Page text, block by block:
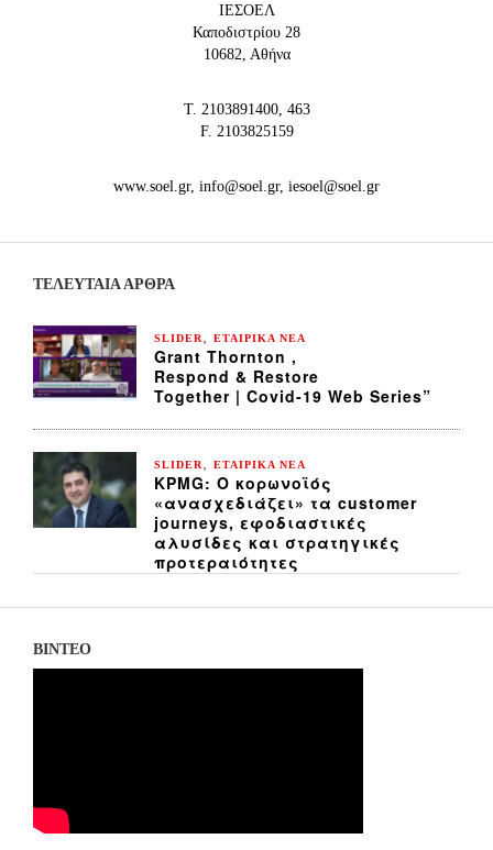
IEΣΟΕΛ
Καποδιστρίου 28
10682, Αθήνα
Τ. 2103891400, 463
F. 2103825159
www.soel.gr, info@soel.gr, iesoel@soel.gr
ΤΕΛΕΥΤΑΙΑ ΆΡΘΡΑ
SLIDER ΕΤΑΙΡΙΚΑ ΝΕΑ
Grant Thornton ,
Respond & Restore
Together | Covid-19 Web Series”
SLIDER ΕΤΑΙΡΙΚΑ ΝΕΑ
KPMG: Ο κορωνοϊός
«ανασχεδιάζει» τα customer
journeys, εφοδιαστικές
αλυσίδες και στρατηγικές
προτεραιότητες
ΒΙΝΤΕΟ